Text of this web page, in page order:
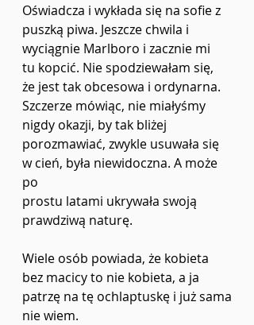
Oświadcza i wykłada się na sofie z
puszką piwa. Jeszcze chwila i
wyciągnie Marlboro i zacznie mi
tu kopcić. Nie spodziewałam się,
że jest tak obcesowa i ordynarna.
Szczerze mówiąc, nie miałyśmy
nigdy okazji, by tak bliżej
porozmawiać, zwykle usuwała się
w cień, była niewidoczna. A może
po
prostu latami ukrywała swoją
prawdziwą naturę.
Wiele osób powiada, że kobieta
bez macicy to nie kobieta, a ja
patrzę na tę ochlaptuskę i już sama
nie wiem.